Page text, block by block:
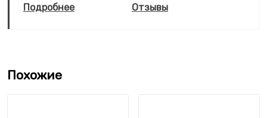
Подробнее Отзывы
Похожие